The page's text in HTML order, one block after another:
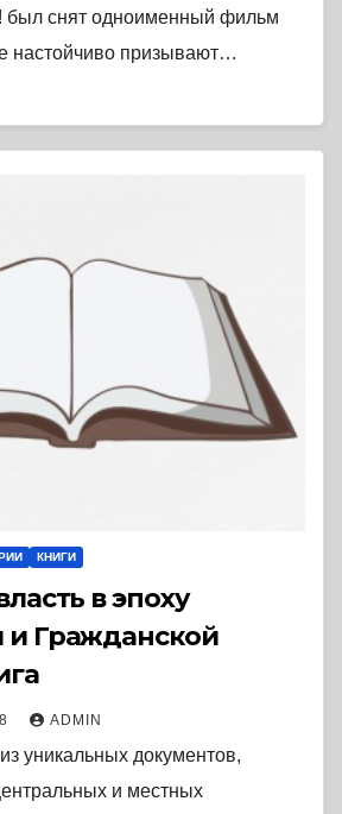
снят одноименный фильм
настойчиво призывают…
КНИГИ
в эпоху
Гражданской
ADMIN
уникальных документов,
и местных